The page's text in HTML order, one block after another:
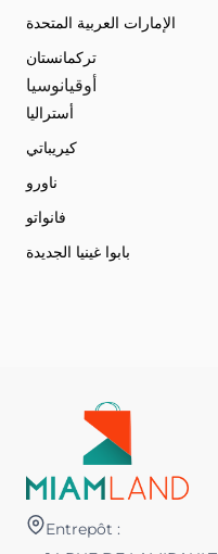
الإمارات العربية المتحدة
تركمانستان
أوقيانوسيا
أستراليا
كيريباتي
ناورو
فانواتو
بابوا غينيا الجديدة
Entrepôt :